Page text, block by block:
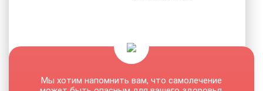
Мы хотим напомнить вам, что самолечение